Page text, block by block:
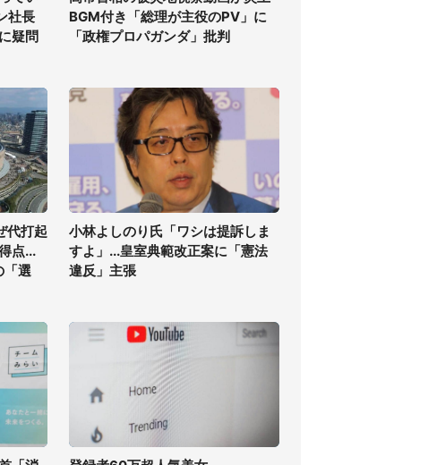
社長
疑問
BGM付き「総理が主役のPV」に
「政権プロパガンダ」批判
代打起
点...
「選
小林よしのり氏「ワシは提訴しま
すよ」...皇室典範改正案に「憲法
違反」主張